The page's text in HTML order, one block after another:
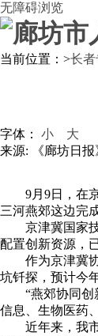
无障碍浏览
当前位置： >长者
字体： 小
大
来源: 《廊坊日报
9月9日，在
三河燕郊这边完
京津冀国家
配置创新资源，
作为京津冀
坑钎探，预计今
“燕郊协同
信息、生物医药
近年来，我